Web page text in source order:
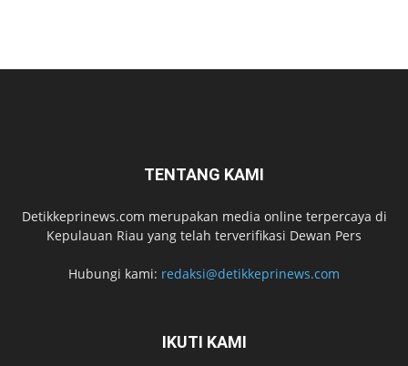
TENTANG KAMI
Detikkeprinews.com merupakan media online terpercaya di
Kepulauan Riau yang telah terverifikasi Dewan Pers
Hubungi kami: redaksi@detikkeprinews.com
IKUTI KAMI